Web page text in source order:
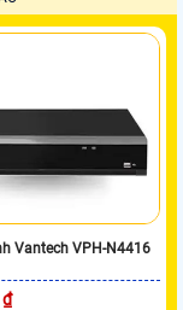
Vantech VPH-N4416
₫